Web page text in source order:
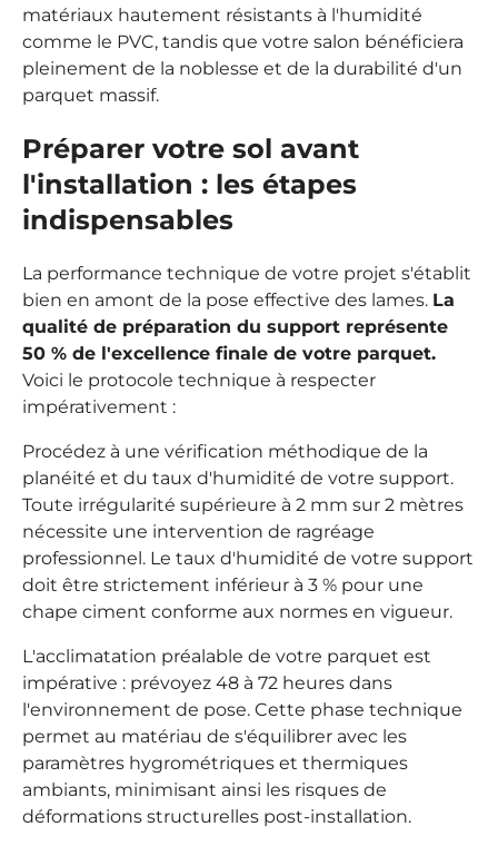
matériaux hautement résistants à l'humidité
comme le PVC, tandis que votre salon bénéficiera
pleinement de la noblesse et de la durabilité d'un
parquet massif.
Préparer votre sol avant
l'installation : les étapes
indispensables
La performance technique de votre projet s'établit
bien en amont de la pose effective des lames. La
qualité de préparation du support représente
50 % de l'excellence finale de votre parquet.
Voici le protocole technique à respecter
impérativement :
Procédez à une vérification méthodique de la
planéité et du taux d'humidité de votre support.
Toute irrégularité supérieure à 2 mm sur 2 mètres
nécessite une intervention de ragréage
professionnel. Le taux d'humidité de votre support
doit être strictement inférieur à 3 % pour une
chape ciment conforme aux normes en vigueur.
L'acclimatation préalable de votre parquet est
impérative : prévoyez 48 à 72 heures dans
l'environnement de pose. Cette phase technique
permet au matériau de s'équilibrer avec les
paramètres hygrométriques et thermiques
ambiants, minimisant ainsi les risques de
déformations structurelles post-installation.